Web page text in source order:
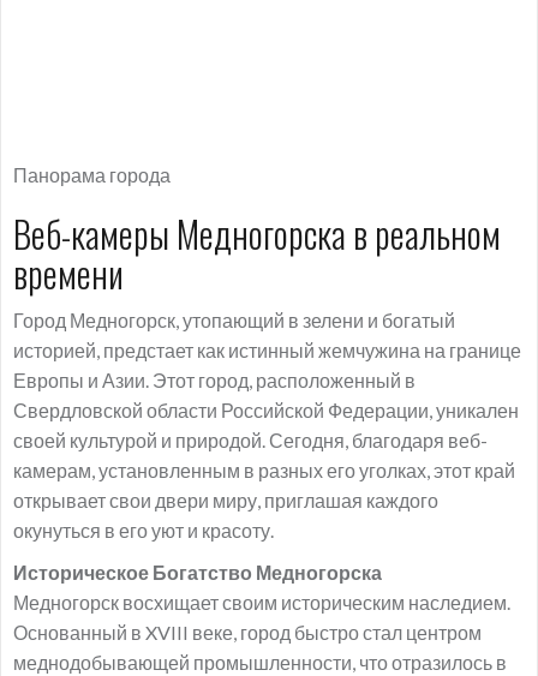
Панорама города
Веб-камеры Медногорска в реальном
времени
Город Медногорск, утопающий в зелени и богатый
историей, предстает как истинный жемчужина на границе
Европы и Азии. Этот город, расположенный в
Свердловской области Российской Федерации, уникален
своей культурой и природой. Сегодня, благодаря веб-
камерам, установленным в разных его уголках, этот край
открывает свои двери миру, приглашая каждого
окунуться в его уют и красоту.
Историческое Богатство Медногорска
Медногорск восхищает своим историческим наследием.
Основанный в XVIII веке, город быстро стал центром
меднодобывающей промышленности, что отразилось в